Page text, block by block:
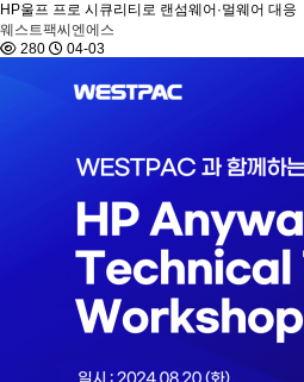
HP울프 프로 시큐리티로 랜섬웨어·멀웨어 대응
웨스트팩씨엔에스
280
04-03